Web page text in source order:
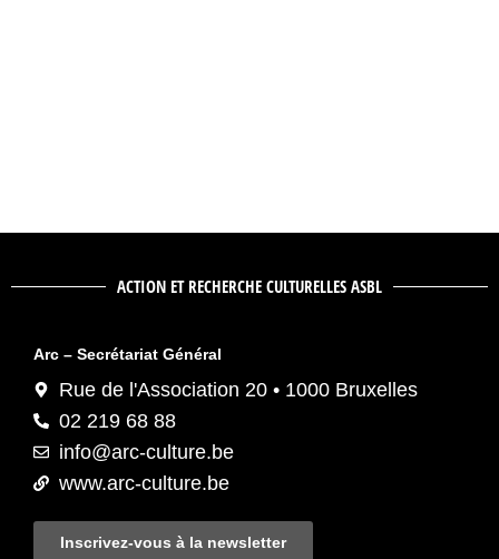
ACTION ET RECHERCHE CULTURELLES ASBL
Arc – Secrétariat Général
Rue de l'Association 20 • 1000 Bruxelles
02 219 68 88
info@arc-culture.be
www.arc-culture.be
Inscrivez-vous à la newsletter